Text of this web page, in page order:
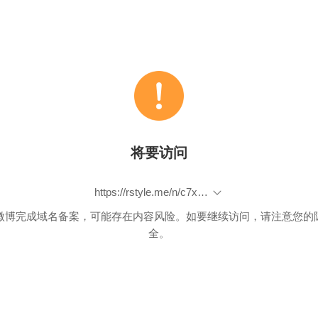
将要访问
https://rstyle.me/n/c7xsimb7sv7
博完成域名备案，可能存在内容风险。如要继续访问，请注意您的
全。